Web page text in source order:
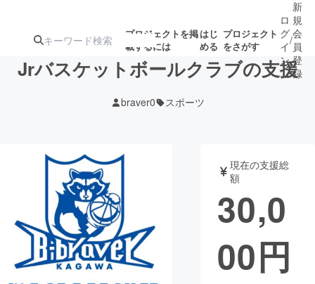
プロジェクトを掲
載するには
はじ
める
プロジェクト
をさがす
アート・写真
テクノロジー・ガジェット ゲーム・サ
映像・映画
ロ
グ
イ
ン
/
新
規
会
員
登
録
Jrバスケットボールクラブの支援
braver0 スポーツ
現在の支援総
額
30,0
00円